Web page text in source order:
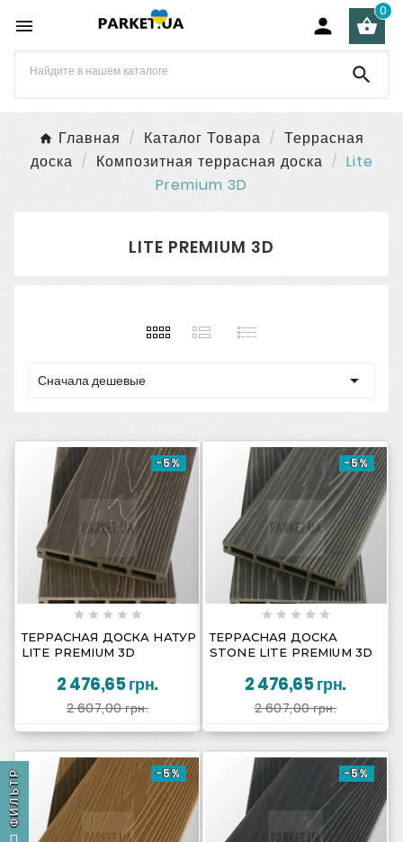
  
0

Главная Каталог Товара
Террасная
доска
Композитная террасная доска
Lite
Premium 3D
LITE PREMIUM 3D
Сначала дешевые 
-5%
  
    
ТЕРРАСНАЯ ДОСКА НАТУР
LITE PREMIUM 3D
2 476,65 грн.
2 607,00 грн.
-5%
  
    
ТЕРРАСНАЯ ДОСКА
STONE LITE PREMIUM 3D
2 476,65 грн.
2 607,00 грн.
-5% -5%
ФИЛЬТР